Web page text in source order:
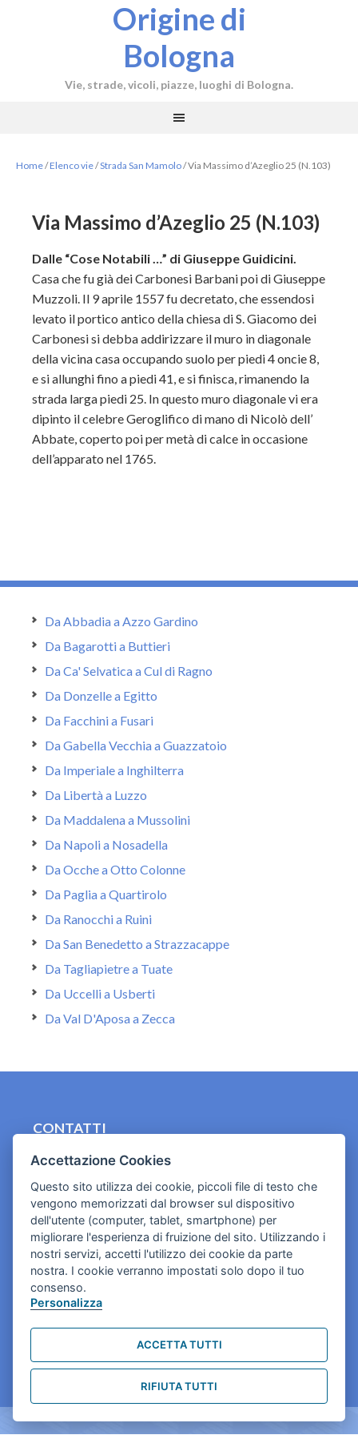
Origine di
Bologna
Vie, strade, vicoli, piazze, luoghi di Bologna.
Home/Elenco vie/Strada San Mamolo/Via Massimo d’Azeglio 25 (N.103)
Via Massimo d’Azeglio 25 (N.103)
Dalle “Cose Notabili …” di Giuseppe Guidicini.
Casa che fu già dei Carbonesi Barbani poi di Giuseppe
Muzzoli. Il 9 aprile 1557 fu decretato, che essendosi
levato il portico antico della chiesa di S. Giacomo dei
Carbonesi si debba addirizzare il muro in diagonale
della vicina casa occupando suolo per piedi 4 oncie 8,
e si allunghi fino a piedi 41, e si finisca, rimanendo la
strada larga piedi 25. In questo muro diagonale vi era
dipinto il celebre Geroglifico di mano di Nicolò dell’
Abbate, coperto poi per metà di calce in occasione
dell’apparato nel 1765.
Da Abbadia a Azzo Gardino
Da Bagarotti a Buttieri
Da Ca' Selvatica a Cul di Ragno
Da Donzelle a Egitto
Da Facchini a Fusari
Da Gabella Vecchia a Guazzatoio
Da Imperiale a Inghilterra
Da Libertà a Luzzo
Da Maddalena a Mussolini
Da Napoli a Nosadella
Da Ocche a Otto Colonne
Da Paglia a Quartirolo
Da Ranocchi a Ruini
Da San Benedetto a Strazzacappe
Da Tagliapietre a Tuate
Da Uccelli a Usberti
Da Val D'Aposa a Zecca
CONTATTI
contact.originebologna@gmail.com
Cookies e informativa privacy
Accettazione Cookies
Questo sito utilizza dei cookie, piccoli file di testo che
vengono memorizzati dal browser sul dispositivo
dell'utente (computer, tablet, smartphone) per
migliorare l'esperienza di fruizione del sito. Utilizzando i
nostri servizi, accetti l'utilizzo dei cookie da parte
nostra. I cookie verranno impostati solo dopo il tuo
consenso.
Personalizza
ACCETTA TUTTI
RIFIUTA TUTTI